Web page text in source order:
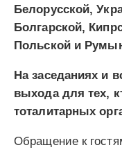
Белорусской,
Болгарской,
Польской и
На заседаниях и
выхода для тех,
тоталитарных
Обращение к